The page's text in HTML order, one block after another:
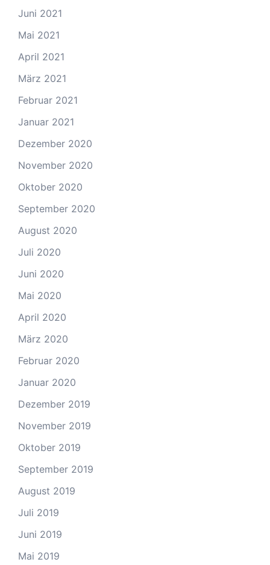
Juni 2021
Mai 2021
April 2021
März 2021
Februar 2021
Januar 2021
Dezember 2020
November 2020
Oktober 2020
September 2020
August 2020
Juli 2020
Juni 2020
Mai 2020
April 2020
März 2020
Februar 2020
Januar 2020
Dezember 2019
November 2019
Oktober 2019
September 2019
August 2019
Juli 2019
Juni 2019
Mai 2019